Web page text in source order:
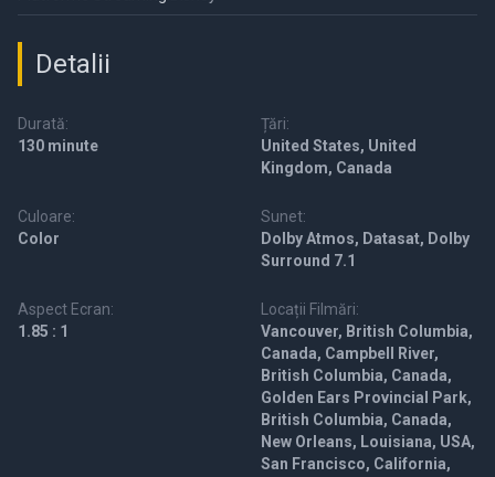
Detalii
Durată:
130 minute
Țări:
United States, United
Kingdom, Canada
Culoare:
Color
Sunet:
Dolby Atmos, Datasat, Dolby
Surround 7.1
Aspect Ecran:
1.85 : 1
Locații Filmări:
Vancouver, British Columbia,
Canada, Campbell River,
British Columbia, Canada,
Golden Ears Provincial Park,
British Columbia, Canada,
New Orleans, Louisiana, USA,
San Francisco, California,